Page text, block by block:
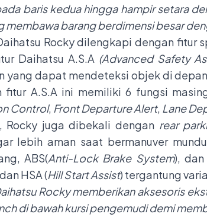
baris kedua hingga hampir setara
membawa barang berdimensi besar
Rocky dilengkapi dengan fitur
Daihatsu A.S.A (Advanced Safety
yang dapat mendeteksi objek di
A.S.A ini memiliki 6 fungsi
Control, Front Departure Alert, Lane
Rocky juga dibekali dengan rear
lebih aman saat bermanuver
ABS(Anti-Lock Brake System), dan
HSA (Hill Start Assist) tergantung
Rocky memberikan aksesoris
di bawah kursi pengemudi demi